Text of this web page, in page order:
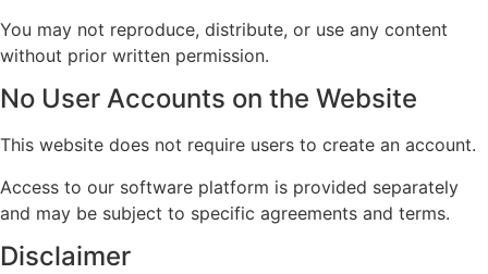
You may not reproduce, distribute, or use any content
without prior written permission.
No User Accounts on the Website
This website does not require users to create an account.
Access to our software platform is provided separately
and may be subject to specific agreements and terms.
Disclaimer